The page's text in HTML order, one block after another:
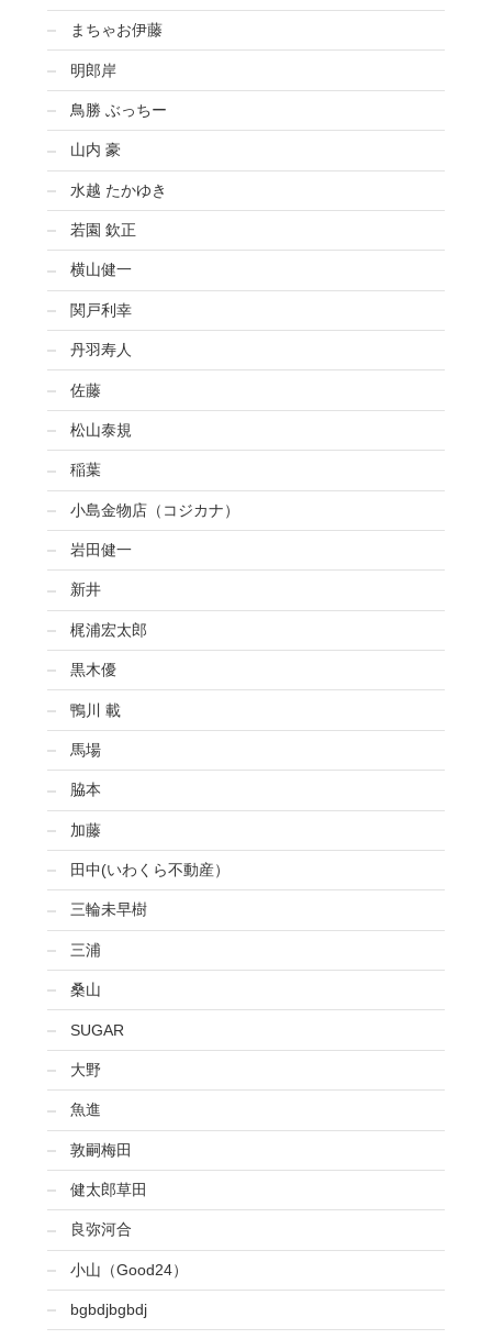
まちゃお伊藤
明郎岸
鳥勝 ぶっちー
山内 豪
水越 たかゆき
若園 欽正
横山健一
関戸利幸
丹羽寿人
佐藤
松山泰規
稲葉
小島金物店（コジカナ）
岩田健一
新井
梶浦宏太郎
黒木優
鴨川 載
馬場
脇本
加藤
田中(いわくら不動産）
三輪未早樹
三浦
桑山
SUGAR
大野
魚進
敦嗣梅田
健太郎草田
良弥河合
小山（Good24）
bgbdjbgbdj